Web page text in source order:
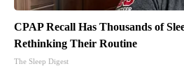
CPAP Recall Has Thousands of
Rethinking Their Routine
The Sleep Digest